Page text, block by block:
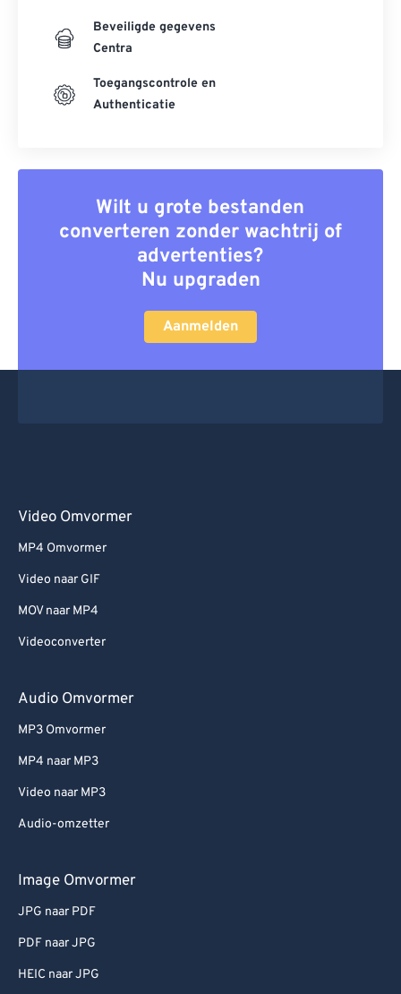
Beveiligde gegevens
Centra
Toegangscontrole en
Authenticatie
Wilt u grote bestanden
converteren zonder wachtrij of
advertenties?
Nu upgraden
Aanmelden
Video Omvormer
MP4 Omvormer
Video naar GIF
MOV naar MP4
Videoconverter
Audio Omvormer
MP3 Omvormer
MP4 naar MP3
Video naar MP3
Audio-omzetter
Image Omvormer
JPG naar PDF
PDF naar JPG
HEIC naar JPG